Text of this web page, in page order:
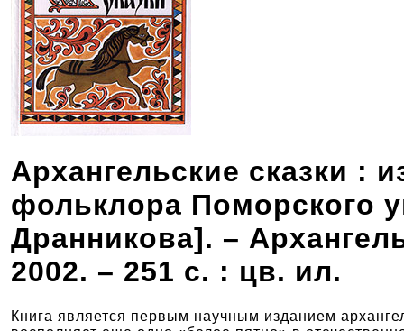
Архангельские сказки :
фольклора Поморского
Дранникова]. –
2002. – 251 с. : цв. ил.
Книга является первым научным изданием